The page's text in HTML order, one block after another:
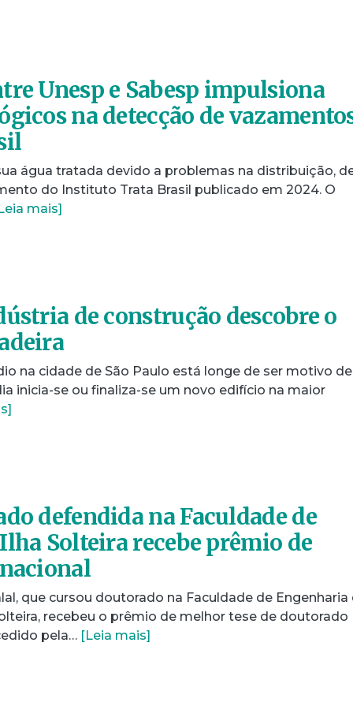
Unesp e Sabesp impulsiona
na detecção de
água tratada devido a problemas na distribuição,
do Instituto Trata Brasil publicado em 2024. O
mais]
de construção descobre o
na cidade de São Paulo está longe de ser motivo de
inicia-se ou finaliza-se um novo edifício na maior
defendida na Faculdade de
Solteira recebe prêmio de
que cursou doutorado na Faculdade de Engenharia
recebeu o prêmio de melhor tese de doutorado
pela… [Leia mais]